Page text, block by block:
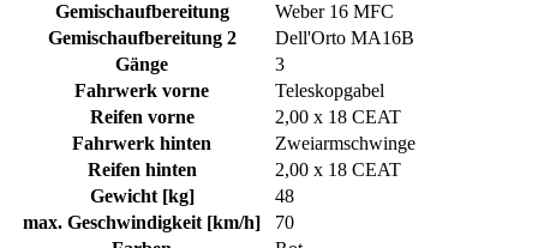
Gemischaufbereitung
Weber 16 MFC
Gemischaufbereitung 2
Dell'Orto MA16B
Gänge
3
Fahrwerk vorne
Teleskopgabel
Reifen vorne
2,00 x 18 CEAT
Fahrwerk hinten
Zweiarmschwinge
Reifen hinten
2,00 x 18 CEAT
Gewicht [kg]
48
max. Geschwindigkeit [km/h]
70